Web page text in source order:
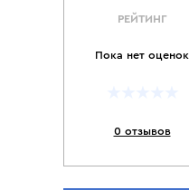
РЕЙТИНГ
Пока нет оценок
0 отзывов